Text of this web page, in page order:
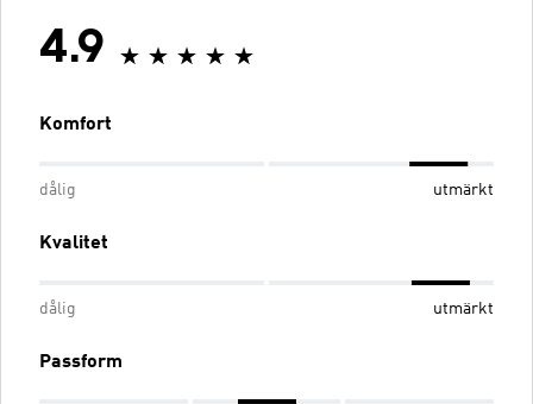
4.9
Komfort
dålig utmärkt
Kvalitet
dålig utmärkt
Passform